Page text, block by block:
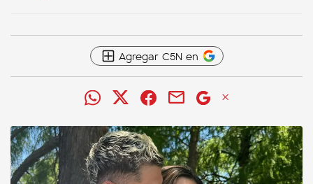
Agregar C5N en